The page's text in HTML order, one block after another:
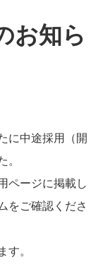
お知ら
に中途採用（開
。
ページに掲載し
をご確認くださ
す。